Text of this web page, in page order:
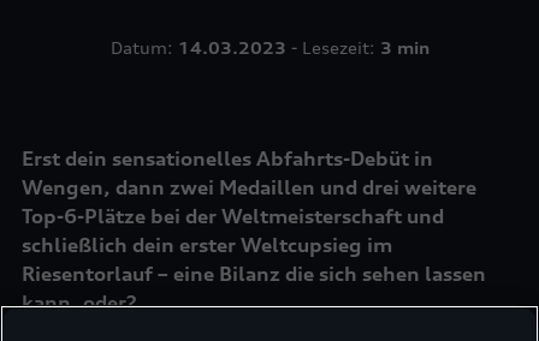
Datum: 14.03.2023 - Lesezeit: 3 min
Erst dein sensationelles Abfahrts-Debüt in
Wengen, dann zwei Medaillen und drei weitere
Top-6-Plätze bei der Weltmeisterschaft und
schließlich dein erster Weltcupsieg im
Riesentorlauf – eine Bilanz die sich sehen lassen
kann, oder?